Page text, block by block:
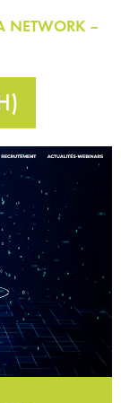
NETWORK –